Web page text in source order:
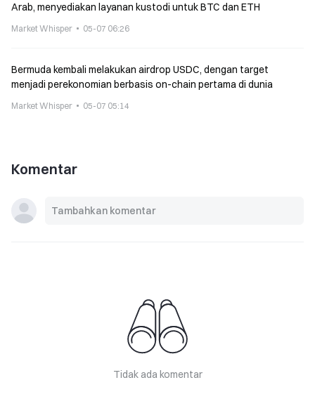
Arab, menyediakan layanan kustodi untuk BTC dan ETH
Market Whisper 05-07 06:26
Bermuda kembali melakukan airdrop USDC, dengan target
menjadi perekonomian berbasis on-chain pertama di dunia
Market Whisper 05-07 05:14
Komentar
Tidak ada komentar